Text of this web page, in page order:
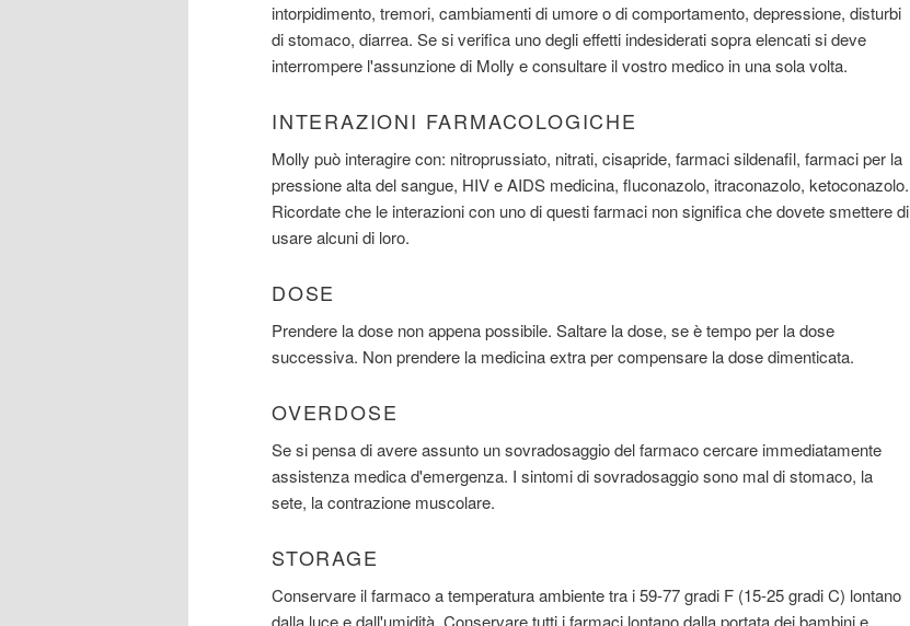
intorpidimento, tremori, cambiamenti di umore o di comportamento, depressione, disturbi
di stomaco, diarrea. Se si verifica uno degli effetti indesiderati sopra elencati si deve
interrompere l'assunzione di Molly e consultare il vostro medico in una sola volta.
INTERAZIONI FARMACOLOGICHE
Molly può interagire con: nitroprussiato, nitrati, cisapride, farmaci sildenafil, farmaci per la
pressione alta del sangue, HIV e AIDS medicina, fluconazolo, itraconazolo, ketoconazolo.
Ricordate che le interazioni con uno di questi farmaci non significa che dovete smettere di
usare alcuni di loro.
DOSE
Prendere la dose non appena possibile. Saltare la dose, se è tempo per la dose
successiva. Non prendere la medicina extra per compensare la dose dimenticata.
OVERDOSE
Se si pensa di avere assunto un sovradosaggio del farmaco cercare immediatamente
assistenza medica d'emergenza. I sintomi di sovradosaggio sono mal di stomaco, la
sete, la contrazione muscolare.
STORAGE
Conservare il farmaco a temperatura ambiente tra i 59-77 gradi F (15-25 gradi C) lontano